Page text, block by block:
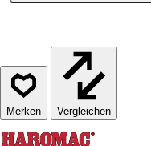
Vergleichen